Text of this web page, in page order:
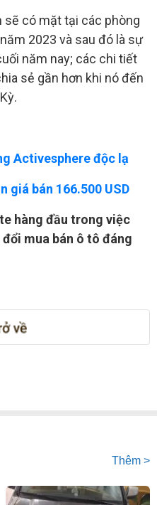
sẽ có mặt tại các phòng
2023 và sau đó là sự
năm nay; các chi tiết
sẻ gần hơn khi nó đến
Activesphere độc lạ
giá bán 166.500 USD
hàng đầu trong việc
mua bán ô tô đáng
Thêm >